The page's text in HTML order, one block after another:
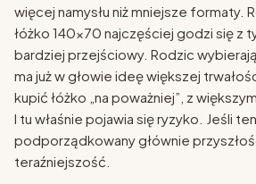
więcej namysłu niż mniejsze formaty.
łóżko 140x70 najczęściej godzi się z
bardziej przejściowy. Rodzic
ma już w głowie ideę większej
kupić łóżko „na poważniej”, z
I tu właśnie pojawia się ryzyko. Jeśli
podporządkowany głównie
teraźniejszość.